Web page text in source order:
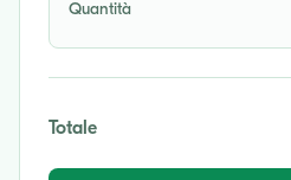
Quantità
Totale